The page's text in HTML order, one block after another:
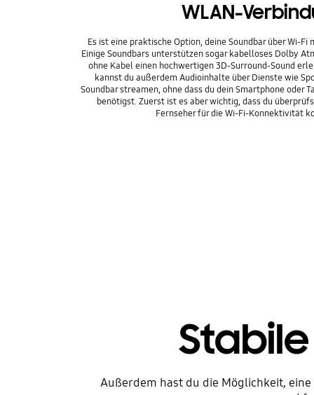
WLAN-
Es ist eine praktische Option, deine Soundbar über Wi-Fi
Einige Soundbars unterstützen sogar kabelloses Dolby
ohne Kabel einen hochwertigen 3D-Surround-Sound
kannst du außerdem Audioinhalte über Dienste wie
Soundbar streamen, ohne dass du dein Smartphone oder
benötigst. Zuerst ist es aber wichtig, dass du
Fernseher für die Wi-Fi-Konnektivität
Außerdem hast du die Möglichkeit,